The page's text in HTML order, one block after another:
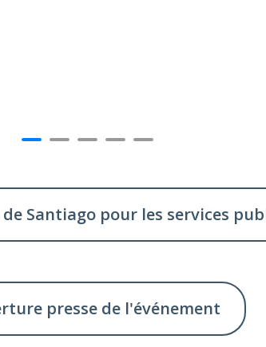
Santiago pour les services
presse de l'événement